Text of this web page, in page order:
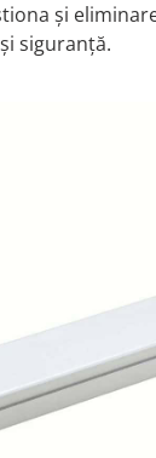
și
siguranță.